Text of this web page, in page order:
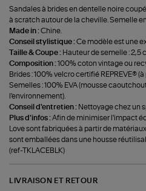
Sandales à brides en dentelle noire
à scratch autour de la cheville. Semelle
Made in :Chine.
Conseil stylistique :Ce modèle est une
Taille & Coupe : Hauteur de semelle : 2,5
Composition :100% coton vintage ou
Brides : 100% velcro certifié REPREVE®
Semelles : 100% EVA (mousse
l'environnement).
Conseil d'entretien : Nettoyage chez un
Plus d'infos :Afin de minimiser l'impact
Love sont fabriquées à partir de
sont emballées dans une housse
(ref-TKLACEBLK)
LIVRAISON ET RETOUR